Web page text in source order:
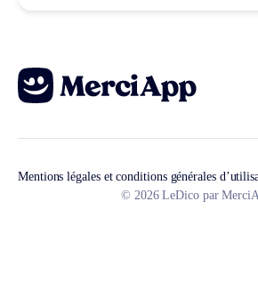
Mentions légales et conditions générales
© 2026 LeDico par